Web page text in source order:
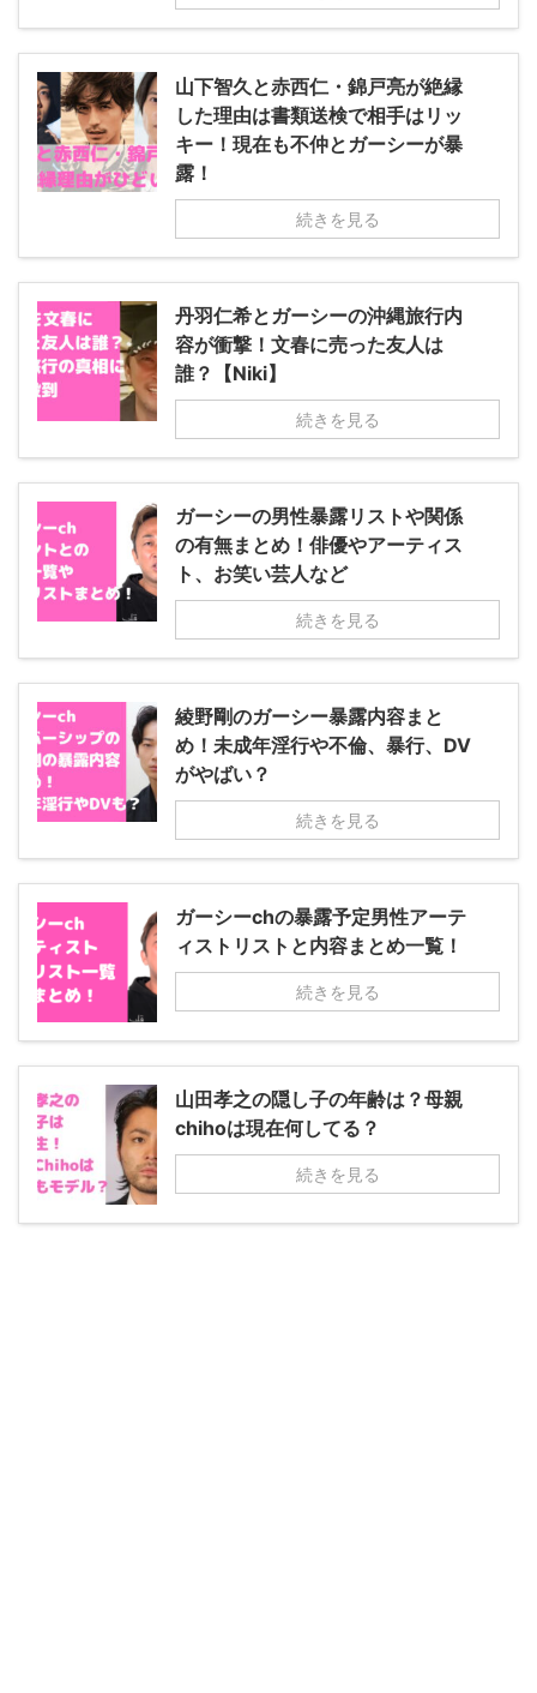
山下智久と赤西仁・錦戸亮が絶縁
した理由は書類送検で相手はリッ
キー！現在も不仲とガーシーが暴
露！
続きを見る
丹羽仁希とガーシーの沖縄旅行内
容が衝撃！文春に売った友人は
誰？【Niki】
続きを見る
ガーシーの男性暴露リストや関係
の有無まとめ！俳優やアーティス
ト、お笑い芸人など
続きを見る
綾野剛のガーシー暴露内容まと
め！未成年淫行や不倫、暴行、DV
がやばい？
続きを見る
ガーシーchの暴露予定男性アーテ
ィストリストと内容まとめ一覧！
続きを見る
山田孝之の隠し子の年齢は？母親
chihoは現在何してる？
続きを見る